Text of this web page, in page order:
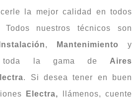
la mejor calidad en todos
Todos nuestros técnicos son
Instalación, Mantenimiento
y
la gama de Aires
. Si desea tener en buen
Electra, llámenos, cuente